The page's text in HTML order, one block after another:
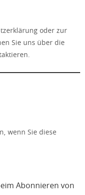
oder zur
Sie uns über die
wenn Sie diese
Abonnieren von